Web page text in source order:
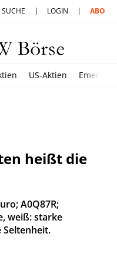
SUCHE LOGIN ABO
US-Aktien
heißt die
A0Q87R;
weiß: starke
Seltenheit.